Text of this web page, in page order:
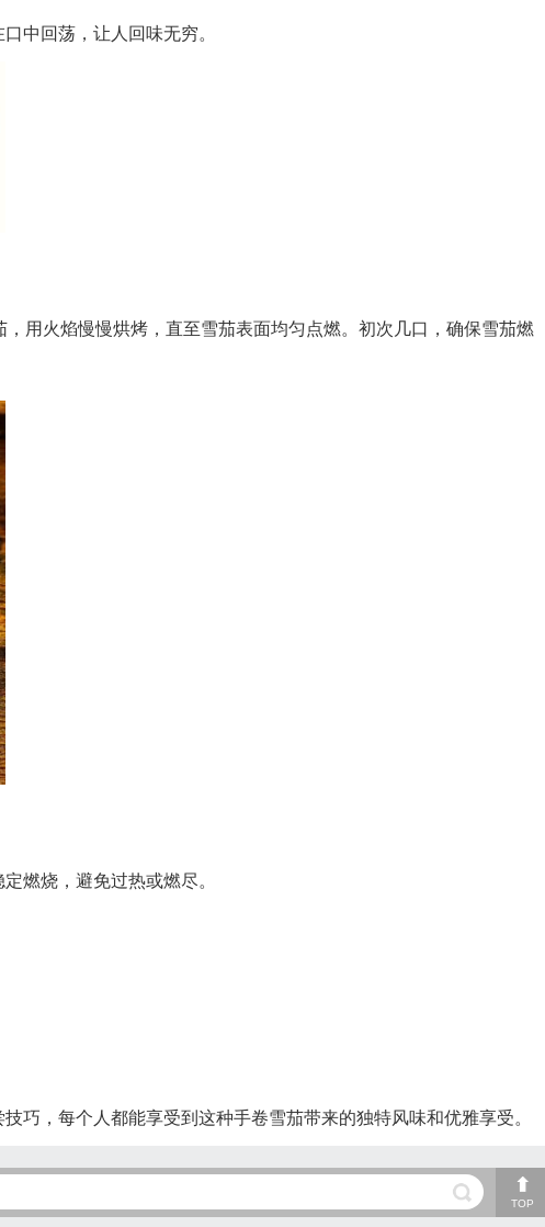
中回荡，让人回味无穷。
用火焰慢慢烘烤，直至雪茄表面均匀点燃。初次几口，确保雪茄燃
燃烧，避免过热或燃尽。
巧，每个人都能享受到这种手卷雪茄带来的独特风味和优雅享受。
TOP